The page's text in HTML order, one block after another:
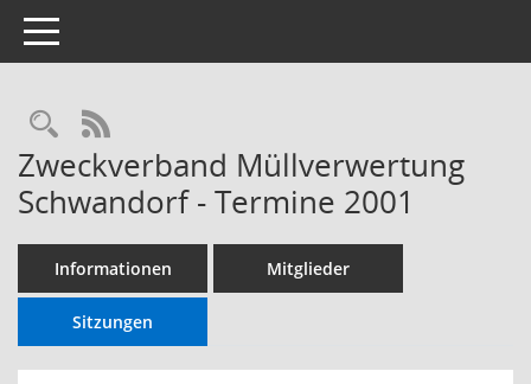
Toggle navigation
RSS-Feed
Zweckverband Müllverwertung
Schwandorf - Termine 2001
Informationen Mitglieder
Sitzungen